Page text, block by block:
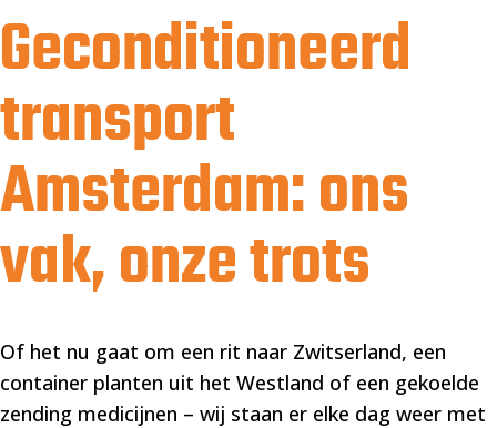
Geconditioneerd
transport
Amsterdam: ons
vak, onze trots
Of het nu gaat om een rit naar Zwitserland, een
container planten uit het Westland of een gekoelde
zending medicijnen – wij staan er elke dag weer met